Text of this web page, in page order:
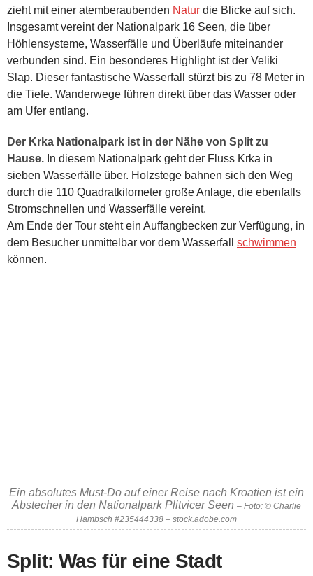
zieht mit einer atemberaubenden Natur die Blicke auf sich.
Insgesamt vereint der Nationalpark 16 Seen, die über
Höhlensysteme, Wasserfälle und Überläufe miteinander
verbunden sind. Ein besonderes Highlight ist der Veliki
Slap. Dieser fantastische Wasserfall stürzt bis zu 78 Meter in
die Tiefe. Wanderwege führen direkt über das Wasser oder
am Ufer entlang.
Der Krka Nationalpark ist in der Nähe von Split zu
Hause. In diesem Nationalpark geht der Fluss Krka in
sieben Wasserfälle über. Holzstege bahnen sich den Weg
durch die 110 Quadratkilometer große Anlage, die ebenfalls
Stromschnellen und Wasserfälle vereint.
Am Ende der Tour steht ein Auffangbecken zur Verfügung, in
dem Besucher unmittelbar vor dem Wasserfall schwimmen
können.
Ein absolutes Must-Do auf einer Reise nach Kroatien ist ein
Abstecher in den Nationalpark Plitvicer Seen – Foto: © Charlie
Hambsch #235444338 – stock.adobe.com
Split: Was für eine Stadt